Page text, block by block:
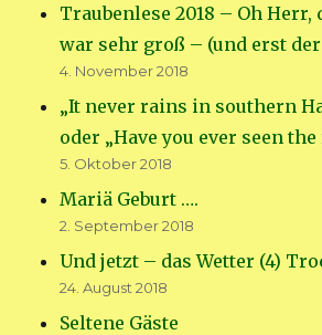
Traubenlese 2018 – Oh Herr,
war sehr groß – (und erst
4. November 2018
„It never rains in southern
oder „Have you ever seen the
5. Oktober 2018
Mariä Geburt ….
2. September 2018
Und jetzt – das Wetter (4)
24. August 2018
Seltene Gäste